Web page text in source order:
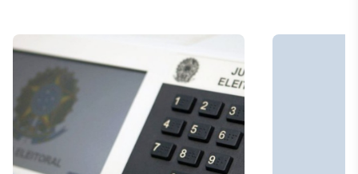
displays e telas
Broadcast
Curadoria
Curadoria de
conteúdos
noticiosos
Soluções de